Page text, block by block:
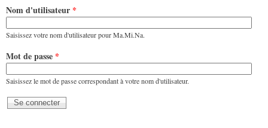
Nom d'utilisateur *
Saisissez votre nom d'utilisateur pour Ma.Mi.Na.
Mot de passe *
Saisissez le mot de passe correspondant à votre nom d'utilisateur.